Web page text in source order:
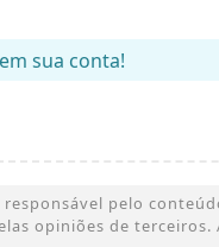
sua conta!
pelo
opiniões de